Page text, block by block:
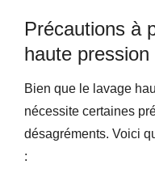
Précautions à
haute pression
Bien que le lavage
nécessite certaines
désagréments. Voici
: